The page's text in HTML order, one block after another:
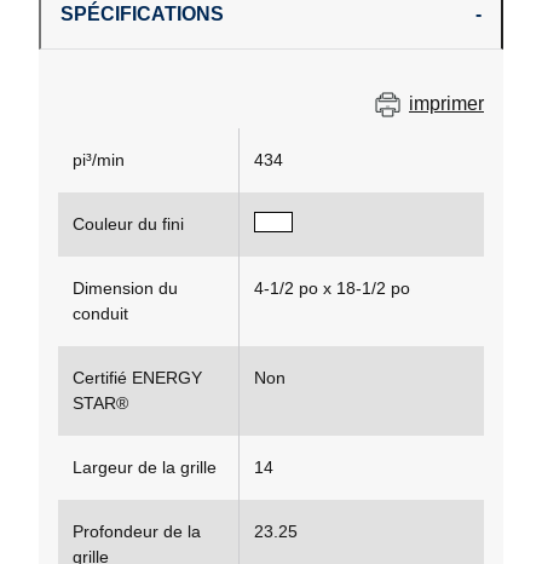
SPÉCIFICATIONS
imprimer
pi³/min 434
Couleur du fini
Dimension du
conduit
4-1/2 po x 18-1/2 po
Certifié ENERGY
STAR®
Non
Largeur de la grille 14
Profondeur de la
grille
23.25